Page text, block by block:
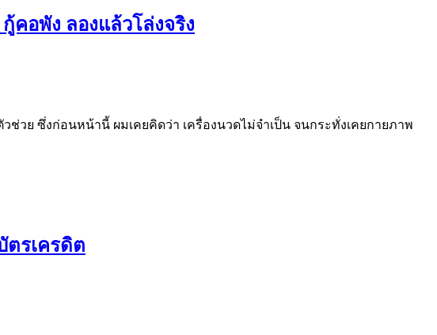
คอพัง ลองแล้วโล่งจริง
ช่วย ซึ่งก่อนหน้านี้ ผมเคยคิดว่า เครื่องนวดไม่จำเป็น จนกระทั่งเคยกายภาพ
ตรเครดิต